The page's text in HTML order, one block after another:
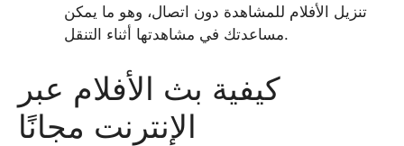
تنزيل الأفلام للمشاهدة دون اتصال، وهو ما يمكن
مساعدتك في مشاهدتها أثناء التنقل.
كيفية بث الأفلام عبر
الإنترنت مجانًا